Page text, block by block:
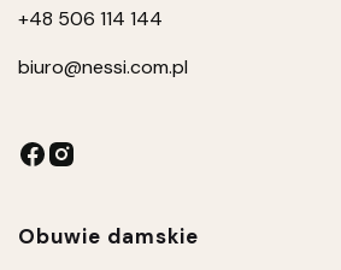
+48 506 114 144
biuro@nessi.com.pl
Linki w stopce
Obuwie damskie